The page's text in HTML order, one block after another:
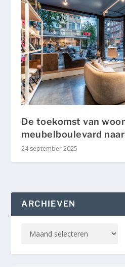
De toekomst van
meubelboulevard
24 september 2025
ARCHIEVEN